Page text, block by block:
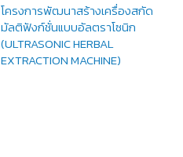
โครงการพัฒนาสร้างเครื่องสกัด
มัลติฟังก์ชั่นแบบอัลตราโซนิก
(ULTRASONIC HERBAL
EXTRACTION MACHINE)